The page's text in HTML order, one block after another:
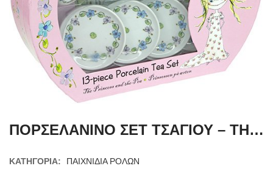
ΠΟΡΣΕΛΑΝΙΝΟ ΣΕΤ ΤΣΑΓΙΟΥ – THE PRINCESS AND THE PEA
ΚΑΤΗΓΟΡΊΑ: ΠΑΙΧΝΙΔΙΑ ΡΟΛΩΝ